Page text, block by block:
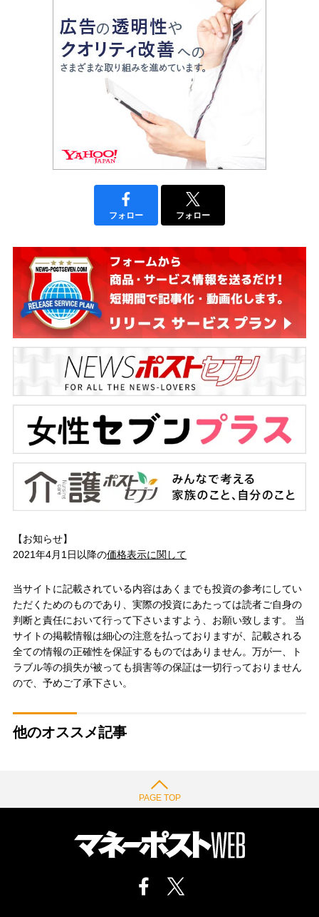
フォロー フォロー
【お知らせ】
2021年4月1日以降の価格表示に関して
当サイトに記載されている内容はあくまでも投資の参考にしてい
ただくためのものであり、実際の投資にあたっては読者ご自身の
判断と責任において行って下さいますよう、お願い致します。 当
サイトの掲載情報は細心の注意を払っておりますが、記載される
全ての情報の正確性を保証するものではありません。万が一、ト
ラブル等の損失が被っても損害等の保証は一切行っておりません
ので、予めご了承下さい。
他のオススメ記事
PAGE TOP